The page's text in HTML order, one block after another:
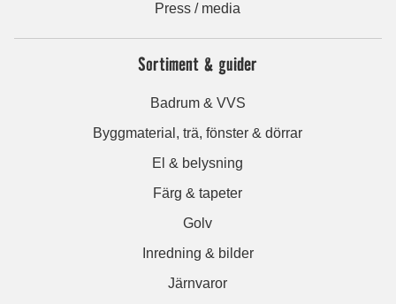
Press / media
Sortiment & guider
Badrum & VVS
Byggmaterial, trä, fönster & dörrar
El & belysning
Färg & tapeter
Golv
Inredning & bilder
Järnvaror